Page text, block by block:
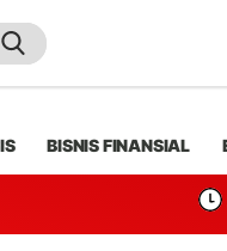
BISNIS FINANSIAL